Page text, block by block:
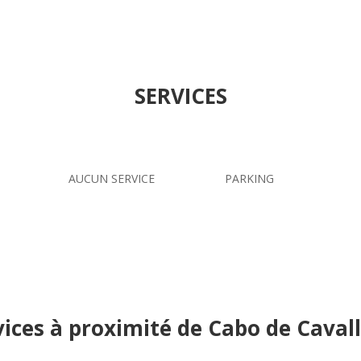
SERVICES
AUCUN SERVICE PARKING
à proximité de Cabo de